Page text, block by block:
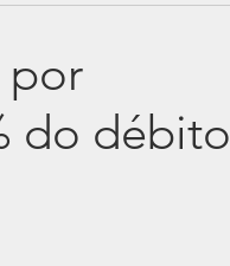
por
do débito